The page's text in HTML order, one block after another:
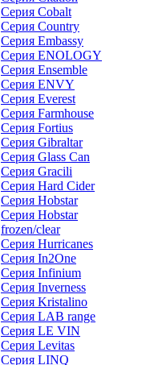
Серия Cobalt
Серия Country
Серия Embassy
Серия ENOLOGY
Серия Ensemble
Серия ENVY
Серия Everest
Серия Farmhouse
Серия Fortius
Серия Gibraltar
Серия Glass Can
Серия Gracili
Серия Hard Cider
Серия Hobstar
Серия Hobstar
frozen/clear
Серия Hurricanes
Серия In2One
Серия Infinium
Серия Inverness
Серия Kristalino
Серия LAB range
Серия LE VIN
Серия Levitas
Серия LINQ